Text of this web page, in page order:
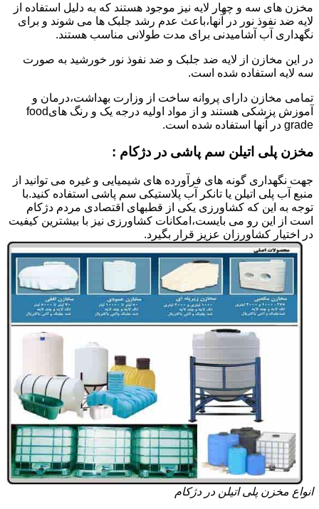
مخزن های سه و چهار لایه نیز موجود هستند که به دلیل استفاده از
لایه ضد نفوذ نور در آنها،باعث عدم رشد جلبک ها می شوند و برای
نگهداری آب آشامیدنی برای مدت طولانی مناسب هستند.
در این مخازن از لایه ضد جلبک و ضد نفوذ نور خورشید به صورت
سه لایه استفاده شده است.
تمامی مخازن دارای پروانه ساخت از وزارت بهداشت،درمان و
آموزش پزشکی هستند و از مواد اولیه درجه یک و رنگ هایfood
grade در آنها استفاده شده است.
مخزن پلی اتیلن سم پاشی در دژکام :
جهت نگهداری گونه های فرآورده های شیمیایی و غیره می توانید از
منبع آب پلی اتیلن یا تانکر آب پلاستیکی سم پاشی استفاده کنید.با
توجه به این که کشاورزی یکی از قطبهای اقتصادی مردم دژکام
است از این رو می بایست،امکانات کشاورزی نیز با بیشترین کیفیت
در اختیار کشاورزان عزیز قرار بگیرد.
انواع مخزن پلی اتیلن در دژکام